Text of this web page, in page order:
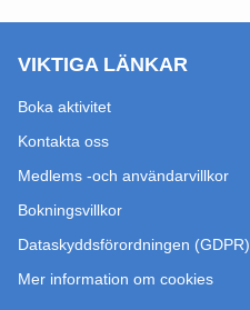
VIKTIGA LÄNKAR
Boka aktivitet
Kontakta oss
Medlems -och användarvillkor
Bokningsvillkor
Dataskyddsförordningen (GDPR)
Mer information om cookies